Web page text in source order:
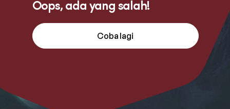
Oops, ada yang salah!
Coba lagi